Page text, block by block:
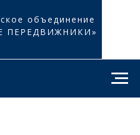
объединение
ПЕРЕДВИЖНИКИ»